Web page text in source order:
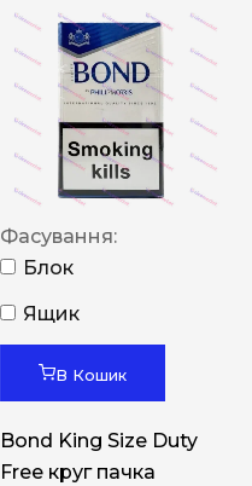
Фасування:
Блок
Ящик
В Кошик
Bond King Size Duty
Free круг пачка